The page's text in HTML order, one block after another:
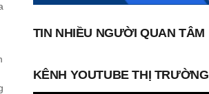
TIN NHIỀU NGƯỜI QUAN TÂM
KÊNH YOUTUBE THỊ TRƯỜNG